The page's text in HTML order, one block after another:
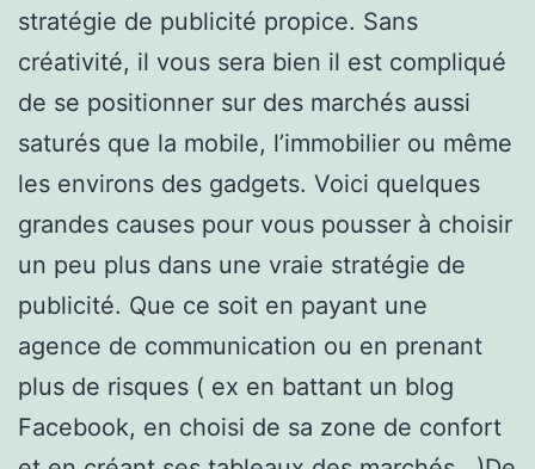
stratégie de publicité propice. Sans
créativité, il vous sera bien il est compliqué
de se positionner sur des marchés aussi
saturés que la mobile, l’immobilier ou même
les environs des gadgets. Voici quelques
grandes causes pour vous pousser à choisir
un peu plus dans une vraie stratégie de
publicité. Que ce soit en payant une
agence de communication ou en prenant
plus de risques ( ex en battant un blog
Facebook, en choisi de sa zone de confort